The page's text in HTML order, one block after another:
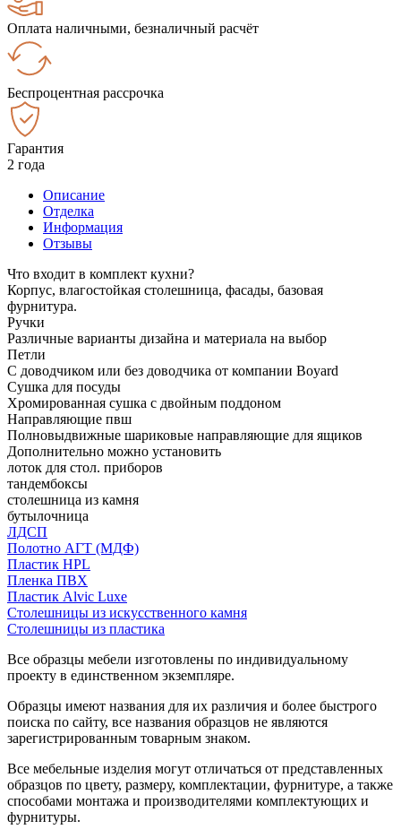
Оплата наличными, безналичный расчёт
Беспроцентная рассрочка
Гарантия
2 года
Описание
Отделка
Информация
Отзывы
Что входит в комплект кухни?
Корпус, влагостойкая столешница, фасады, базовая
фурнитура.
Ручки
Различные варианты дизайна и материала на выбор
Петли
С доводчиком или без доводчика от компании Boyard
Сушка для посуды
Хромированная сушка с двойным поддоном
Направляющие пвш
Полновыдвижные шариковые направляющие для ящиков
Дополнительно можно установить
лоток для стол. приборов
тандембоксы
столешница из камня
бутылочница
ЛДСП
Полотно АГТ (МДФ)
Пластик HPL
Пленка ПВХ
Пластик Alvic Luxe
Столешницы из искусственного камня
Столешницы из пластика
Все образцы мебели изготовлены по индивидуальному
проекту в единственном экземпляре.
Образцы имеют названия для их различия и более быстрого
поиска по сайту, все названия образцов не являются
зарегистрированным товарным знаком.
Все мебельные изделия могут отличаться от представленных
образцов по цвету, размеру, комплектации, фурнитуре, а также
способами монтажа и производителями комплектующих и
фурнитуры.